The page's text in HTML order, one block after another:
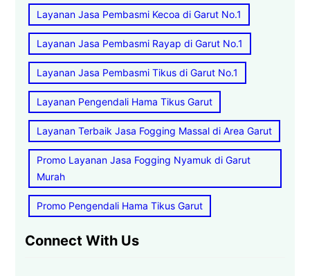
Layanan Jasa Pembasmi Kecoa di Garut No.1
Layanan Jasa Pembasmi Rayap di Garut No.1
Layanan Jasa Pembasmi Tikus di Garut No.1
Layanan Pengendali Hama Tikus Garut
Layanan Terbaik Jasa Fogging Massal di Area Garut
Promo Layanan Jasa Fogging Nyamuk di Garut
Murah
Promo Pengendali Hama Tikus Garut
Connect With Us